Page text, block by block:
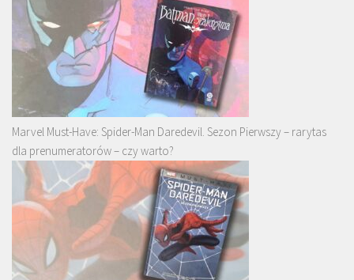
Marvel Must-Have: Spider-Man Daredevil. Sezon Pierwszy – rarytas
dla prenumeratorów – czy warto?